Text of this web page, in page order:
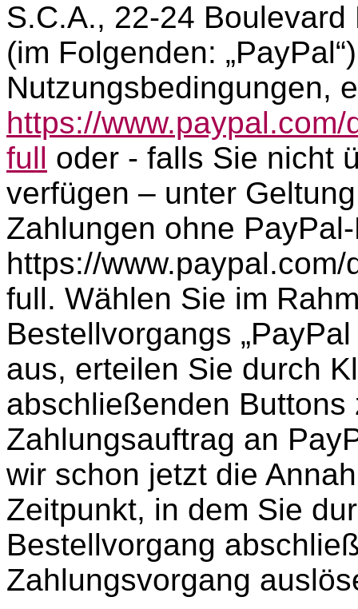
S.C.A., 22-24
(im Folgenden:
Nutzungsbedingungen,
https://
full oder - falls Sie nicht
verfügen – unter
Zahlungen ohne
https://
full. Wählen Sie im
Bestellvorgangs
aus, erteilen Sie durch
abschließenden
Zahlungsauftrag an
wir schon jetzt die
Zeitpunkt, in dem Sie
Bestellvorgang
Zahlungsvorgang